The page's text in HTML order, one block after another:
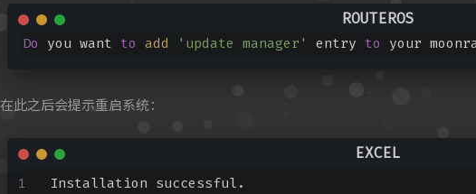
Do you want to add 'update manager' entry to
在此之后会提示重启系统：
Installation successful.